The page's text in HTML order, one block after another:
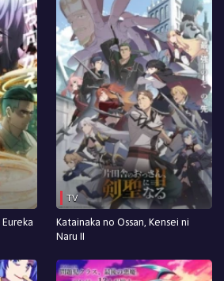
TV
Katainaka no Ossan, Kensei ni
Naru II